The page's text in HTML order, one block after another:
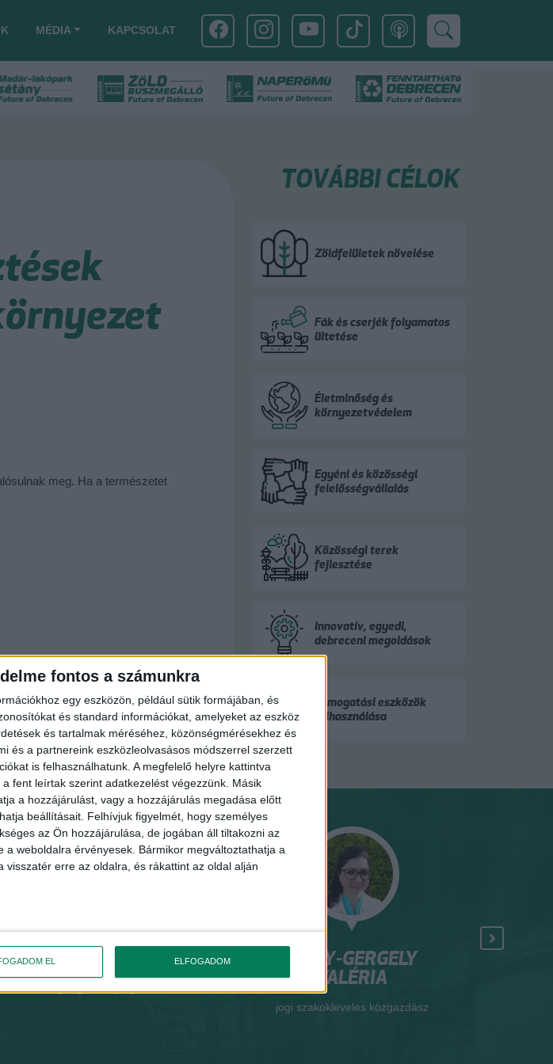
fontos a számunkra
egy eszközön, például sütik formájában, és
és standard információkat, amelyeket az eszköz
és tartalmak méréséhez, közönségmérésekhez és
és a partnereink eszközleolvasásos módszerrel szerzett
is felhasználhatunk. A megfelelő helyre kattintva
fent leírtak szerint adatkezelést végezzünk. Másik
a hozzájárulást, vagy a hozzájárulás megadása előtt
beállításait. Felhívjuk figyelmét, hogy személyes
az Ön hozzájárulása, de jogában áll tiltakozni az
weboldalra érvényesek. Bármikor megváltoztathatja a
erre az oldalra, és rákattint az oldal alján
EL ELFOGADOM
MÉDIA KAPCSOLAT
meg. Ha a természetet
TOVÁBBI CÉLOK
Zöldfelületek növelése
Fák és cserjék folyamatos
ültetése
Életminőség és
környezetvédelem
Egyéni és közösségi
felelősségvállalás
Közösségi terek
fejlesztése
Innovatív, egyedi,
debreceni megoldások
Támogatási eszközök
felhasználása
GÉBER JÁNOS
NAGY-GERGELY
VALÉRIA
jogi szakokleveles közgazdász